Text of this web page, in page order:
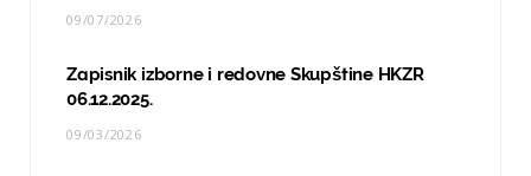
09/07/2026
Zapisnik izborne i redovne Skupštine HKZR
06.12.2025.
09/03/2026